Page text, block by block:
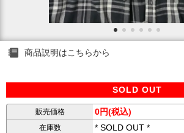
商品説明はこちらから
SOLD OUT
販売価格 0円(税込)
在庫数 * SOLD OUT *